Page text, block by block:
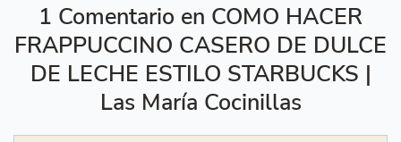
1 Comentario en COMO HACER
FRAPPUCCINO CASERO DE DULCE
DE LECHE ESTILO STARBUCKS |
Las María Cocinillas